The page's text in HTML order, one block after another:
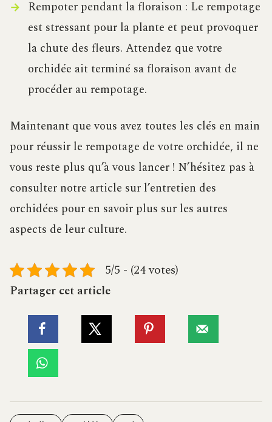
Rempoter pendant la floraison : Le rempotage
est stressant pour la plante et peut provoquer
la chute des fleurs. Attendez que votre
orchidée ait terminé sa floraison avant de
procéder au rempotage.
Maintenant que vous avez toutes les clés en main
pour réussir le rempotage de votre orchidée, il ne
vous reste plus qu’à vous lancer ! N’hésitez pas à
consulter notre article sur l’entretien des
orchidées pour en savoir plus sur les autres
aspects de leur culture.
5/5 - (24 votes)
Partager cet article